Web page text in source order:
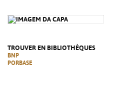
TROUVER EN BIBLIOTHÈQUES
BNP
PORBASE